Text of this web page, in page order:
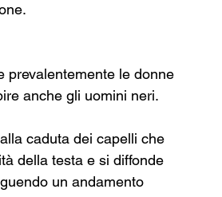
prevalentemente le donne
anche gli uomini neri.
caduta dei capelli che
della testa e si diffonde
un andamento